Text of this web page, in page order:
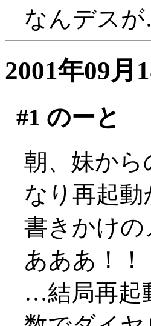
なんデス
2001年09月
#1 のーと
朝、妹か
なり再起
書きかけ
あああ！！
…結局再起